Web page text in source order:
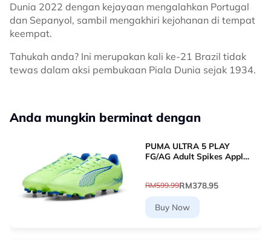
Dunia 2022 dengan kejayaan mengalahkan Portugal
dan Sepanyol, sambil mengakhiri kejohanan di tempat
keempat.
Tahukah anda? Ini merupakan kali ke-21 Brazil tidak
tewas dalam aksi pembukaan Piala Dunia sejak 1934.
Anda mungkin berminat dengan
PUMA ULTRA 5 PLAY
FG/AG Adult Spikes Apple
RM599.99RM378.95
Buy Now